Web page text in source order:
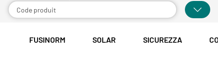
À propos de nous
FUSINORM SOLAR SICUREZZA